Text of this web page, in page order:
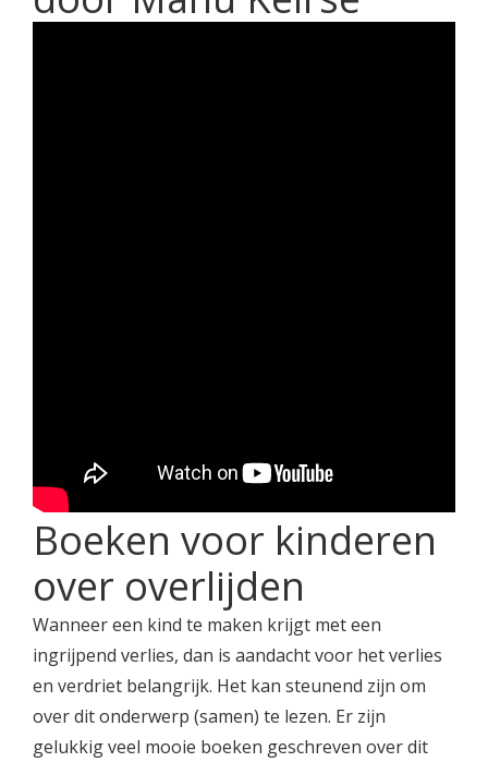
Boeken voor kinderen
over overlijden
Wanneer een kind te maken krijgt met een
ingrijpend verlies, dan is aandacht voor het verlies
en verdriet belangrijk. Het kan steunend zijn om
over dit onderwerp (samen) te lezen. Er zijn
gelukkig veel mooie boeken geschreven over dit